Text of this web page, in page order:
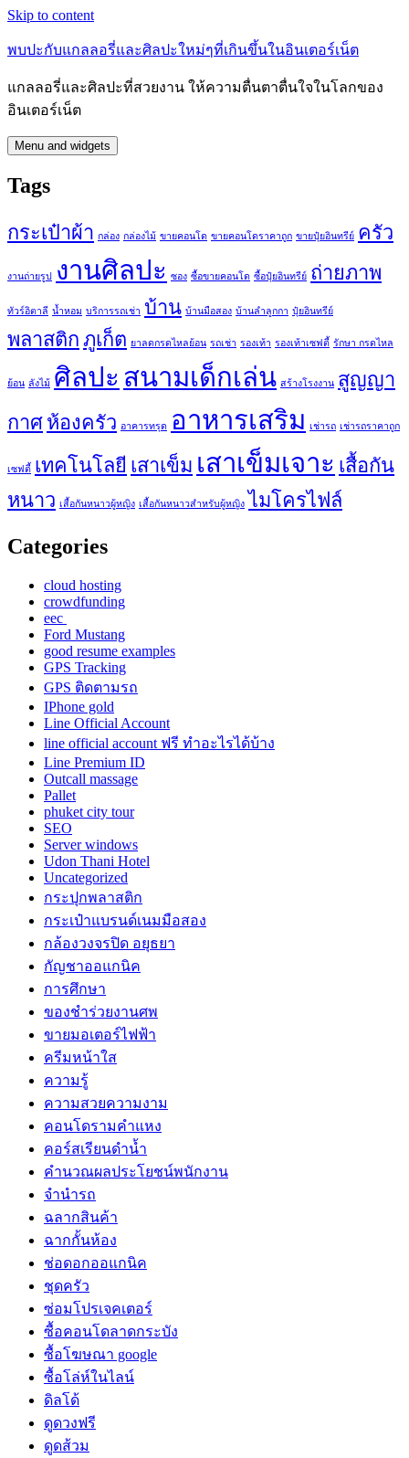
Skip to content
พบปะกับแกลลอรี่และศิลปะใหม่ๆที่เกินขึ้นในอินเตอร์เน็ต
แกลลอรี่และศิลปะที่สวยงาน ให้ความตื่นตาตื่นใจในโลกของ
อินเตอร์เน็ต
Menu and widgets
Tags
กระเป๋าผ้า กล่อง กล่องไม้ ขายคอนโด ขายคอนโดราคาถูก ขายปุ๋ยอินทรีย์ ครัว
งานถ่ายรูป งานศิลปะ ซอง ซื้อขายคอนโด ซื้อปุ๋ยอินทรีย์ ถ่ายภาพ
ทัวร์อิตาลี น้ำหอม บริการรถเช่า บ้าน บ้านมือสอง บ้านลำลูกกา ปุ๋ยอินทรีย์
พลาสติก ภูเก็ต ยาลดกรดไหลย้อน รถเช่า รองเท้า รองเท้าเซฟตี้ รักษา กรดไหล
ย้อน ลังไม้ ศิลปะ สนามเด็กเล่น สร้างโรงงาน สูญญา
กาศ ห้องครัว อาคารทรุด อาหารเสริม เช่ารถ เช่ารถราคาถูก
เซฟตี้ เทคโนโลยี เสาเข็ม เสาเข็มเจาะ เสื้อกัน
หนาว เสื้อกันหนาวผู้หญิง เสื้อกันหนาวสำหรับผู้หญิง ไมโครไฟล์
Categories
cloud hosting
crowdfunding
eec
Ford Mustang
good resume examples
GPS Tracking
GPS ติดตามรถ
IPhone gold
Line Official Account
line official account ฟรี ทําอะไรได้บ้าง
Line Premium ID
Outcall massage
Pallet
phuket city tour
SEO
Server windows
Udon Thani Hotel
Uncategorized
กระปุกพลาสติก
กระเป๋าแบรนด์เนมมือสอง
กล้องวงจรปิด อยุธยา
กัญชาออแกนิค
การศึกษา
ของชำร่วยงานศพ
ขายมอเตอร์ไฟฟ้า
ครีมหน้าใส
ความรู้
ความสวยความงาม
คอนโดรามคำแหง
คอร์สเรียนดำน้ำ
คำนวณผลประโยชน์พนักงาน
จำนำรถ
ฉลากสินค้า
ฉากกั้นห้อง
ช่อดอกออแกนิค
ชุดครัว
ซ่อมโปรเจคเตอร์
ซื้อคอนโดลาดกระบัง
ซื้อโฆษณา google
ซื้อโล่ห์ในไลน์
ดิลโด้
ดูดวงฟรี
ดูดส้วม